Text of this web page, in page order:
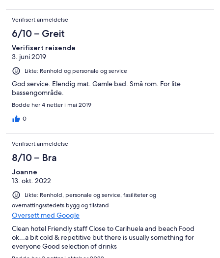
and there are no queues. There is entertainment in the hotel, for
adults mostly- ping-pong, aqua gym, etc. The entertainment
staff speaks Spanish, French, German and English. The hotel has
lots of facilities for disabled/less mobile- lifts, chair-lifts, rails and
slope to the pool. The swimming pool is very big which is good
considering how big the hotel is. The swimming pool area opens
at 9:00, so there is no need to wake up early to reserve a
sunbed. A few people queue from 8:30, but it is easy to find a
sunbed around 9:00. However, later, usually all sunbeds are
taken until afternoon. Some sunbeds don't have umbrellas and
are on direct sun. However, there are lots of sunbeds available in
always empty. Downfalls- you need to pay for wifi access. The
a reasonable price.
Verifisert anmeldelse
6/10 – Greit
Verifisert reisende
3. juni 2019
Likte: Renhold og personale og service
God service. Elendig mat. Gamle bad. Små rom. For lite
bassengområde.
Bodde her 4 netter i mai 2019
0
Verifisert anmeldelse
8/10 – Bra
Joanne
13. okt. 2022
Likte: Renhold, personale og service, fasiliteter og
overnattingsstedets bygg og tilstand
Oversett med Google
Clean hotel Friendly staff Close to Carihuela and beach Food
ok...a bit cold & repetitive but there is usually something for
everyone Good selection of drinks